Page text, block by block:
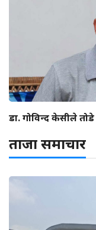
डा. गोविन्द केसीले
ताजा समाचार